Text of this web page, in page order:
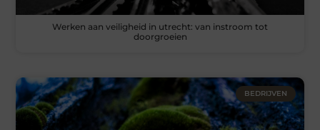
Werken aan veiligheid in utrecht: van instroom tot
doorgroeien
BEDRIJVEN